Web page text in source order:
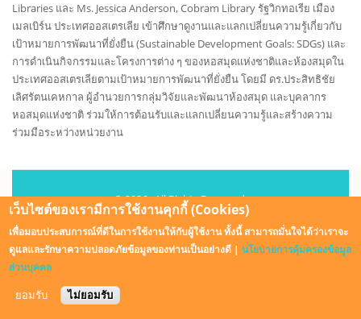
Libraries และ Ms. Jessica Anderson, Cobram Library รัฐวิกทอเรีย เมือง
เมลเบิร์น ประเทศออสเตรเลีย เข้าศึกษาดูงานและแลกเปลี่ยนความรู้เกี่ยวกับ
เป้าหมายการพัฒนาที่ยั่งยืน (Sustainable Development Goals: SDGs) และ
การดำเนินกิจกรรมและโครงการต่าง ๆ ของหอสมุดแห่งชาติและห้องสมุดใน
ประเทศออสเตรเลียตามเป้าหมายการพัฒนาที่ยั่งยืน โดยมี ดร.ประสิทธิชัย
เลิศรัตนเคหกาล ผู้อำนวยการกลุ่มวิจัยและพัฒนาห้องสมุด และบุคลากร
หอสมุดแห่งชาติ ร่วมให้การต้อนรับและแลกเปลี่ยนความรู้และสร้างความ
ร่วมมือระหว่างหน่วยงาน
© 2026 . All Rights Reserved.
Zymphonies
เว็บไซต์ของเรามีการใช้งานคุกกี้ (Cookies)
เพื่อมอบประสบการณ์ที่ดีในการใช้งานให้กับผู้ใช้งาน ทั้งนี้ สามารถมั่นใจได้ว่าเราจะ
ดูแลและรักษาความปลอดภัยข้อมูลของท่านเป็นอย่างดี |นโยบายการคุ้มครองข้อมูล
ส่วนบุคคล
ยอมรับ ไม่ยอมรับ